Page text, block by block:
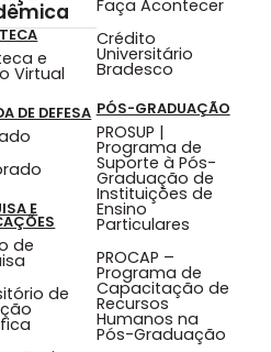
e
Virtual
DE DEFESA
E
de
de
Faça Acontecer
Crédito
Universitário
Bradesco
PÓS-GRADUAÇÃO
PROSUP |
Programa de
Suporte à Pós-
Graduação de
Instituições de
Ensino
Particulares
PROCAP –
Programa de
Capacitação de
Recursos
Humanos na
Pós-Graduação